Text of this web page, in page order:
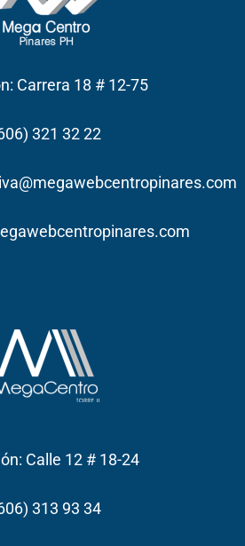
Carrera 18 # 12-75
321 32 22
Calle 12 # 18-24
313 93 34